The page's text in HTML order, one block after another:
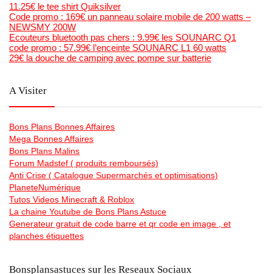
11.25€ le tee shirt Quiksilver
Code promo : 169€ un panneau solaire mobile de 200 watts –
NEWSMY 200W
Ecouteurs bluetooth pas chers : 9.99€ les SOUNARC Q1
code promo : 57.99€ l’enceinte SOUNARC L1 60 watts
29€ la douche de camping avec pompe sur batterie
A Visiter
Bons Plans Bonnes Affaires
Mega Bonnes Affaires
Bons Plans Malins
Forum Madstef ( produits remboursés)
Anti Crise ( Catalogue Supermarchés et optimisations)
PlaneteNumérique
Tutos Videos Minecraft & Roblox
La chaine Youtube de Bons Plans Astuce
Generateur gratuit de code barre et qr code en image , et
planches étiquettes
Bonsplansastuces sur les Reseaux Sociaux